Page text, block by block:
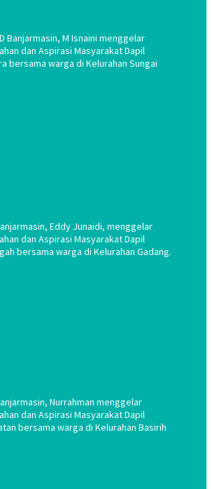
Banjarmasin, M Isnaini menggelar
dan Aspirasi Masyarakat Dapil
bersama warga di Kelurahan Sungai
Eddy Junaidi, menggelar
dan Aspirasi Masyarakat Dapil
bersama warga di Kelurahan Gadang.
Nurrahman menggelar
dan Aspirasi Masyarakat Dapil
bersama warga di Kelurahan Basirih